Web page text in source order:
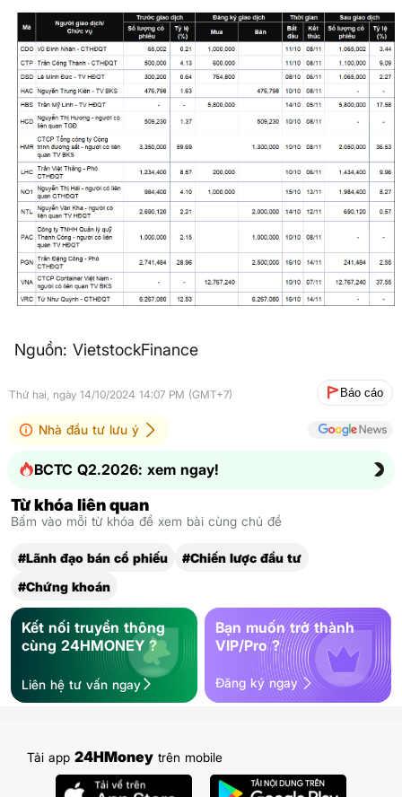
Nguồn: VietstockFinance
Thứ hai, ngày 14/10/2024 14:07 PM (GMT+7) Báo cáo
Nhà đầu tư lưu ý
BCTC Q2.2026: xem ngay!
Từ khóa liên quan
Bấm vào mỗi từ khóa để xem bài cùng chủ đề
#Lãnh đạo bán cổ phiếu
#Chiến lược đầu tư
#Chứng khoán
Kết nối truyền thông
cùng 24HMONEY ?
Liên hệ tư vấn ngay
Bạn muốn trở thành
VIP/Pro ?
Đăng ký ngay
Tải app 24HMoney trên mobile